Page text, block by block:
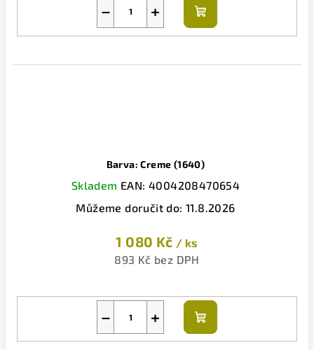
+
−
Do
košíku
Barva: Creme (1640)
Skladem EAN: 4004208470654
Můžeme doručit do: 11.8.2026
1 080 Kč / ks
893 Kč bez DPH
+
−
Do
košíku